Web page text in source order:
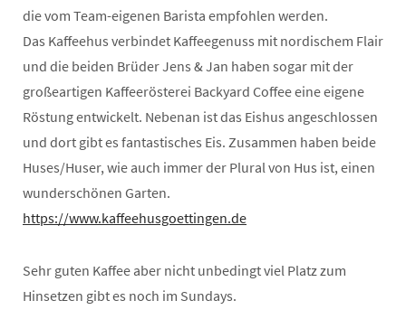
die vom Team-eigenen Barista empfohlen werden.
Das Kaffeehus verbindet Kaffeegenuss mit nordischem Flair
und die beiden Brüder Jens & Jan haben sogar mit der
großeartigen Kaffeerösterei Backyard Coffee eine eigene
Röstung entwickelt. Nebenan ist das Eishus angeschlossen
und dort gibt es fantastisches Eis. Zusammen haben beide
Huses/Huser, wie auch immer der Plural von Hus ist, einen
wunderschönen Garten.
https://www.kaffeehusgoettingen.de
Sehr guten Kaffee aber nicht unbedingt viel Platz zum
Hinsetzen gibt es noch im Sundays.